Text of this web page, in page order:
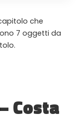
che
7 oggetti da
Costa